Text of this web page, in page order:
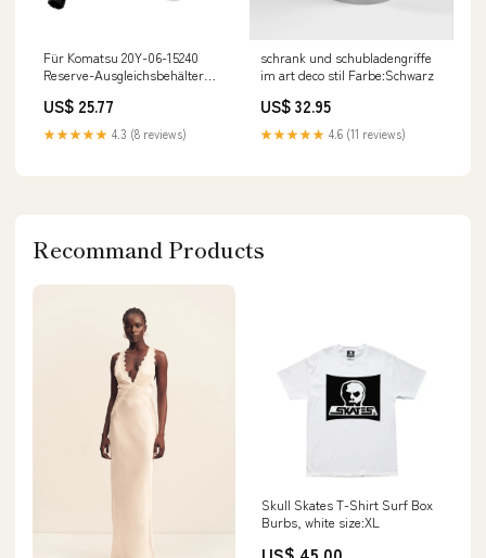
Für Komatsu 20Y-06-15240
Reserve-Ausgleichsbehälter
Kymco Belts & Chains
US$ 25.77
★★★★★ 4.3 (8 reviews)
schrank und schubladengriffe
im art deco stil Farbe:Schwarz
US$ 32.95
★★★★★ 4.6 (11 reviews)
Recommand Products
Skull Skates T-Shirt Surf Box
Burbs, white size:XL